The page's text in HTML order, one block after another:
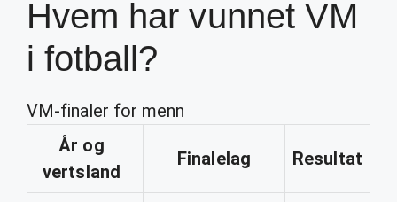
Hvem har vunnet VM
i fotball?
VM-finaler for menn
År og
vertsland
Finalelag Resultat